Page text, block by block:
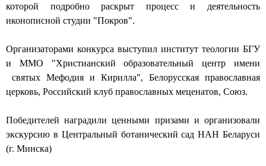
г
р
д
а
Г
р
которой подробно раскрыт процесс и деятельность
иконописной студии "Покров".
Организаторами конкурса выступил институт теологии БГУ
и ММО "Христианский образовательный центр имени
святых Мефодия и Кирилла", Белорусская православная
церковь, Российский клуб православных меценатов, Союз.
Победителей наградили ценными призами и организовали
экскурсию в Центральный ботанический сад НАН Беларуси
(г. Минска)